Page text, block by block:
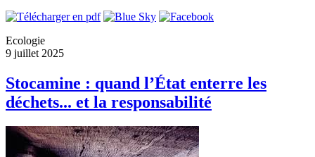
Ecologie
9 juillet 2025
Stocamine : quand l’État enterre les
déchets... et la responsabilité